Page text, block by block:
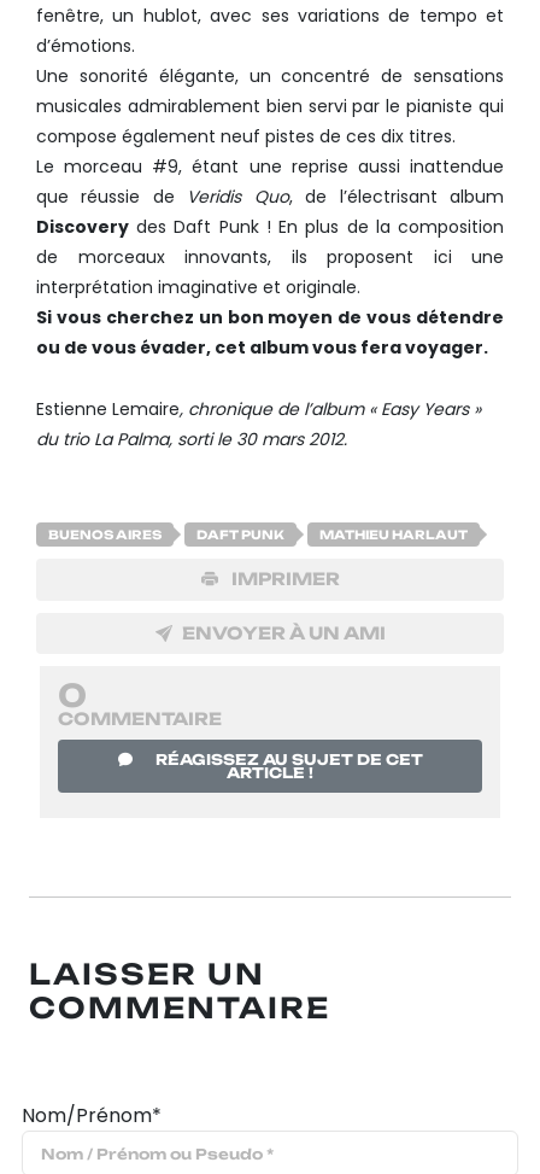
fenêtre, un hublot, avec ses variations de tempo et
d’émotions.
Une sonorité élégante, un concentré de sensations
musicales admirablement bien servi par le pianiste qui
compose également neuf pistes de ces dix titres.
Le morceau #9, étant une reprise aussi inattendue
que réussie de Veridis Quo, de l’électrisant album
Discovery des Daft Punk ! En plus de la composition
de morceaux innovants, ils proposent ici une
interprétation imaginative et originale.
Si vous cherchez un bon moyen de vous détendre
ou de vous évader, cet album vous fera voyager.
Estienne Lemaire, chronique de l’album « Easy Years »
du trio La Palma, sorti le 30 mars 2012.
BUENOS AIRES DAFT PUNK MATHIEU HARLAUT
IMPRIMER
ENVOYER À UN AMI
0
COMMENTAIRE
RÉAGISSEZ AU SUJET DE CET
ARTICLE !
LAISSER UN
COMMENTAIRE
Nom/Prénom*